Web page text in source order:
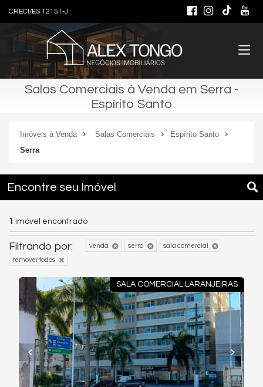
CRECI/ES 12151-J
Salas Comerciais à Venda em Serra -
Espírito Santo
Imóveis à Venda Salas Comerciais
Espírito Santo
Serra
Encontre seu Imóvel
1 imóvel encontrado
Filtrando por: venda serra sala comercial
remover todos
SALA COMERCIAL LARANJEIRAS